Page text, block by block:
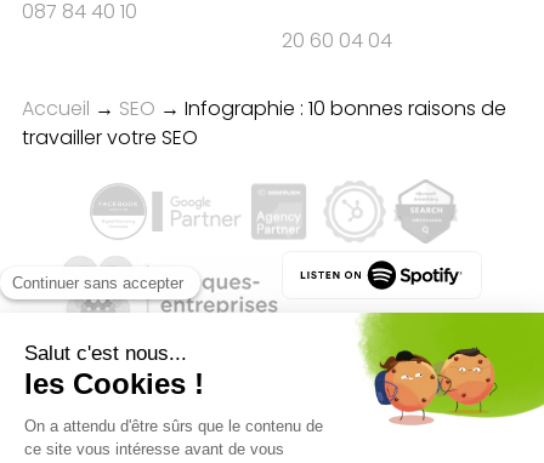
087 84 40 10
20 60 04 04
Accueil → SEO → Infographie : 10 bonnes raisons de
travailler votre SEO
Qualité des campagnes en
marketing digital :
4.7/5 étoiles sur107 clients